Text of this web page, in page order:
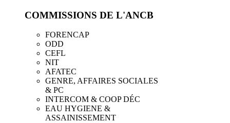
COMMISSIONS DE L'ANCB
FORENCAP
ODD
CEFL
NIT
AFATEC
GENRE, AFFAIRES SOCIALES
& PC
INTERCOM & COOP DÉC
EAU HYGIENE &
ASSAINISSEMENT